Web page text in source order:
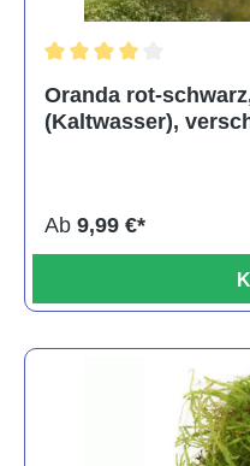
Oranda rot-
(Kaltwasser),
Ab 9,99 €*